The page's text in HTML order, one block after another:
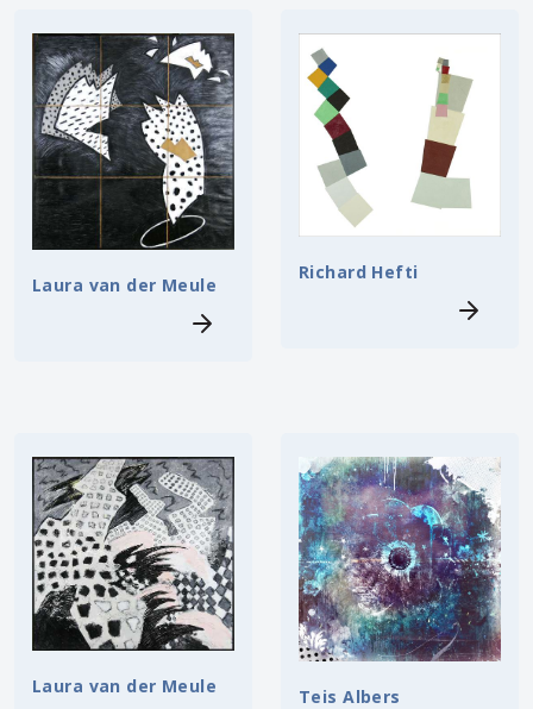
Laura van der Meule
Richard Hefti
Laura van der Meule Teis Albers